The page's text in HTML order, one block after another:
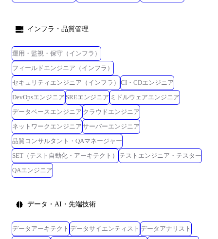
インフラ・品質管理
運用・監視・保守（インフラ）
フィールドエンジニア（インフラ）
セキュリティエンジニア（インフラ）
CI・CDエンジニア
DevOpsエンジニア SREエンジニア ミドルウェアエンジニア
データベースエンジニア クラウドエンジニア
ネットワークエンジニア サーバーエンジニア
品質コンサルタント・QAマネージャー
SET（テスト自動化・アーキテクト）
テストエンジニア・テスター
QAエンジニア
データ・AI・先端技術
データアーキテクト データサイエンティスト データアナリスト